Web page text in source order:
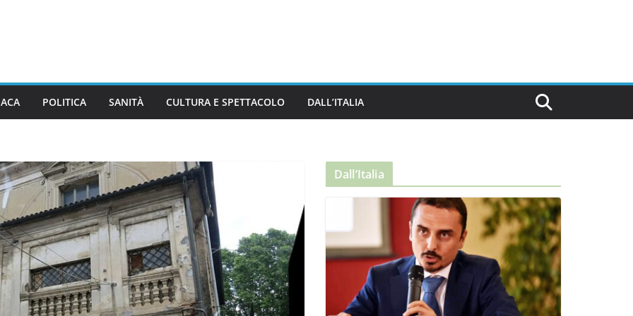
POLITICA SANITÀ CULTURA E SPETTACOLO DALL’ITALIA
Dall’Italia